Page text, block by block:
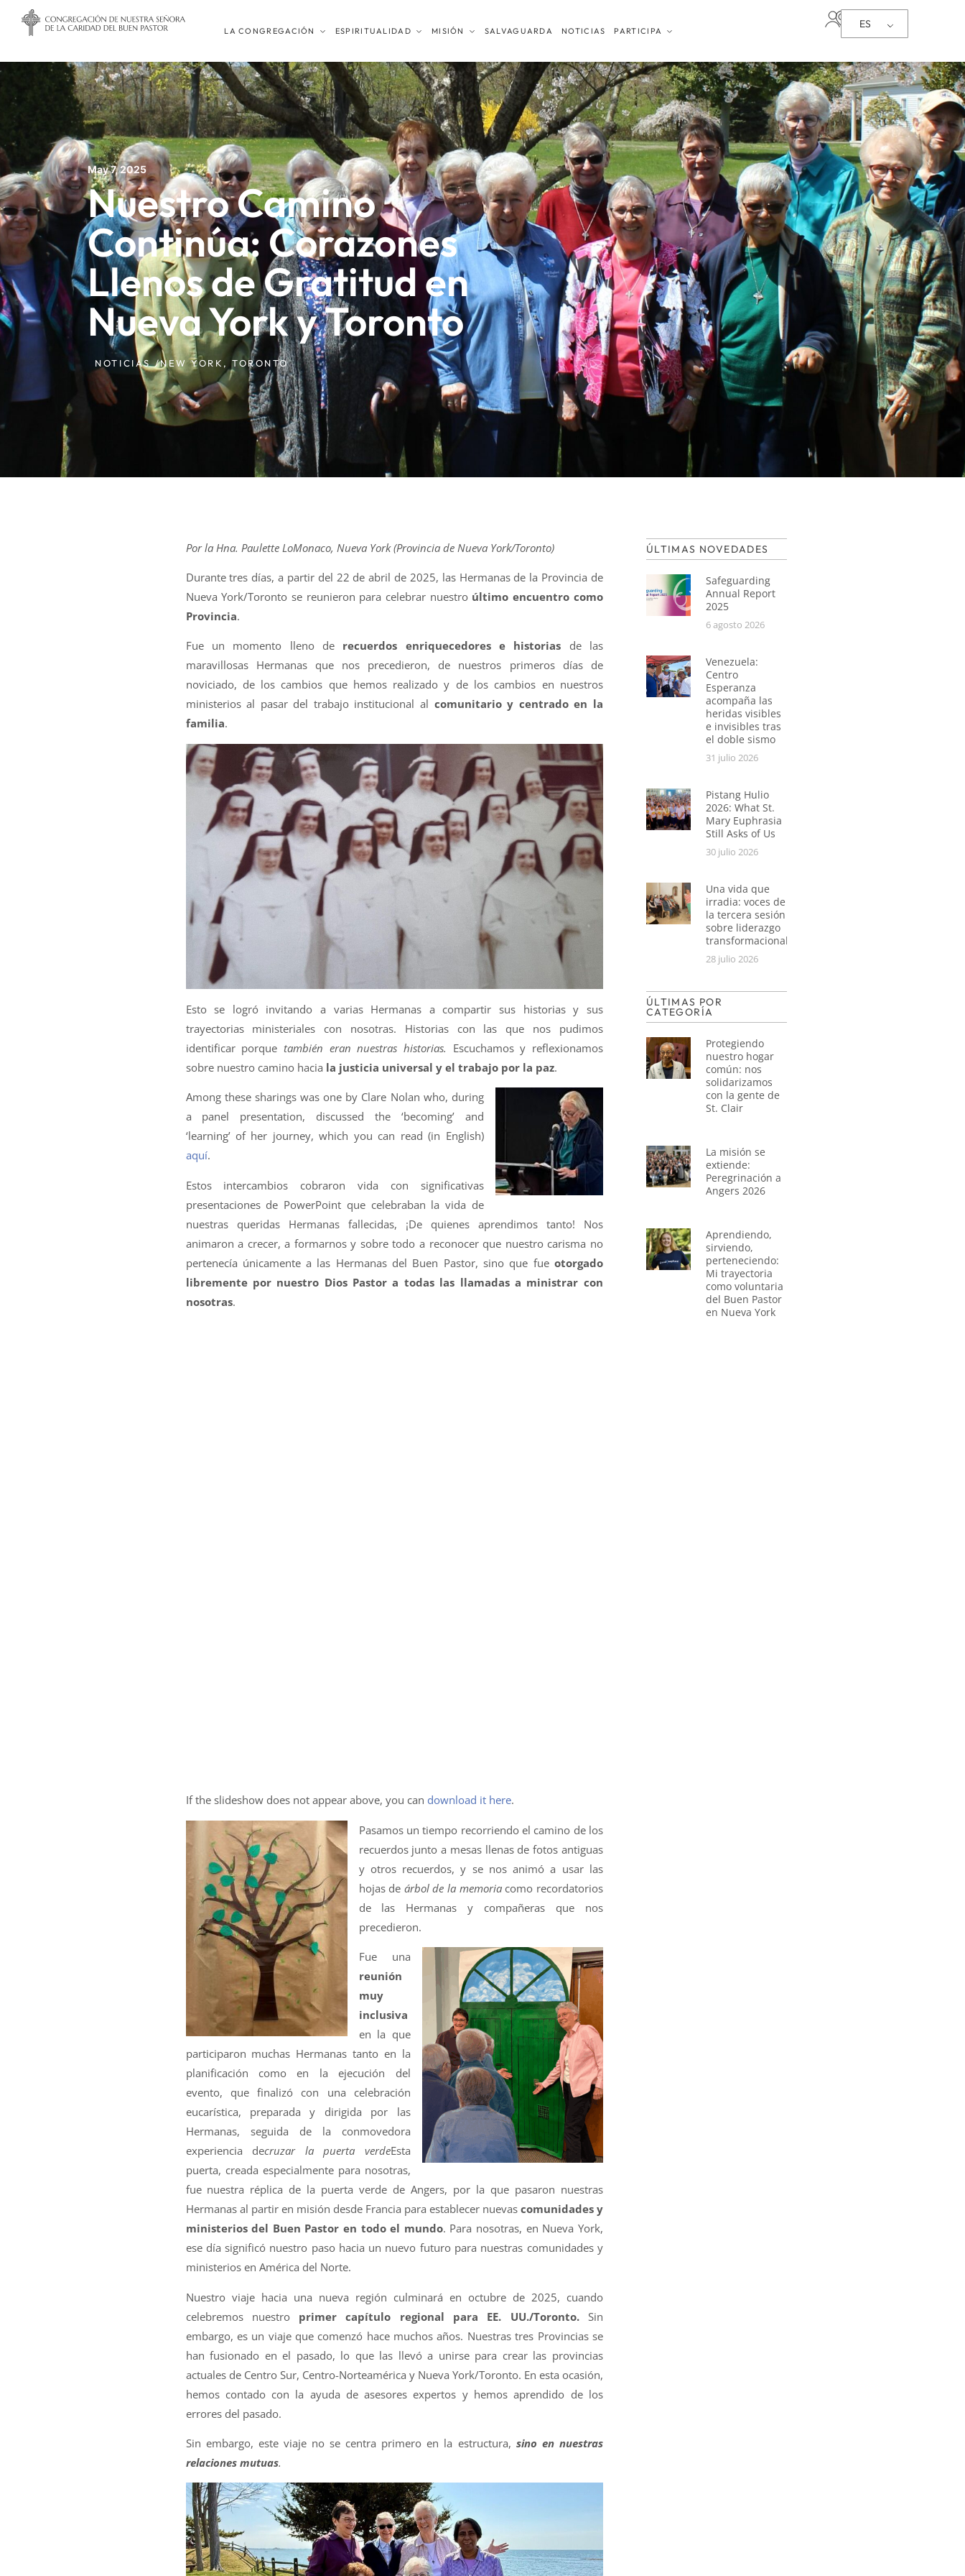
LA CONGREGACIÓN ESPIRITUALIDAD MISIÓN SALVAGUARDA NOTICIAS PARTICIPA
ES
May 7, 2025
Nuestro Camino
Continúa: Corazones
Llenos de Gratitud en
Nueva York y Toronto
NOTICIAS /NEW YORK ,TORONTO
Por la Hna. Paulette LoMonaco, Nueva York (Provincia de Nueva York/Toronto)
Durante tres días, a partir del 22 de abril de 2025, las Hermanas de la Provincia de
Nueva York/Toronto se reunieron para celebrar nuestro último encuentro como
Provincia.
Fue un momento lleno de recuerdos enriquecedores e historias de las
maravillosas Hermanas que nos precedieron, de nuestros primeros días de
noviciado, de los cambios que hemos realizado y de los cambios en nuestros
ministerios al pasar del trabajo institucional al comunitario y centrado en la
familia.
Esto se logró invitando a varias Hermanas a compartir sus historias y sus
trayectorias ministeriales con nosotras. Historias con las que nos pudimos
identificar porque también eran nuestras historias. Escuchamos y reflexionamos
sobre nuestro camino hacia la justicia universal y el trabajo por la paz.
Among these sharings was one by Clare Nolan who, during
a panel presentation, discussed the ‘becoming’ and
‘learning’ of her journey, which you can read (in English)
aquí.
Estos intercambios cobraron vida con significativas
presentaciones de PowerPoint que celebraban la vida de
nuestras queridas Hermanas fallecidas, ¡De quienes aprendimos tanto! Nos
animaron a crecer, a formarnos y sobre todo a reconocer que nuestro carisma no
pertenecía únicamente a las Hermanas del Buen Pastor, sino que fue otorgado
libremente por nuestro Dios Pastor a todas las llamadas a ministrar con
nosotras.
If the slideshow does not appear above, you can download it here.
Pasamos un tiempo recorriendo el camino de los
recuerdos junto a mesas llenas de fotos antiguas
y otros recuerdos, y se nos animó a usar las
hojas de árbol de la memoriacomo recordatorios
de las Hermanas y compañeras que nos
precedieron.
Fue una
reunión
muy
inclusiva
en la que
participaron muchas Hermanas tanto en la
planificación como en la ejecución del
evento, que finalizó con una celebración
eucarística, preparada y dirigida por las
Hermanas, seguida de la conmovedora
experiencia decruzar la puerta verdeEsta
puerta, creada especialmente para nosotras,
fue nuestra réplica de la puerta verde de Angers, por la que pasaron nuestras
Hermanas al partir en misión desde Francia para establecer nuevas comunidades y
ministerios del Buen Pastor en todo el mundo. Para nosotras, en Nueva York,
ese día significó nuestro paso hacia un nuevo futuro para nuestras comunidades y
ministerios en América del Norte.
Nuestro viaje hacia una nueva región culminará en octubre de 2025, cuando
celebremos nuestroprimer capítulo regional para EE. UU./Toronto. Sin
embargo, es un viaje que comenzó hace muchos años. Nuestras tres Provincias se
han fusionado en el pasado, lo que las llevó a unirse para crear las provincias
actuales de Centro Sur, Centro-Norteamérica y Nueva York/Toronto. En esta ocasión,
hemos contado con la ayuda de asesores expertos y hemos aprendido de los
errores del pasado.
Sin embargo, este viaje no se centra primero en la estructura, sino en nuestras
relaciones mutuas.
ÚLTIMAS NOVEDADES
Safeguarding
Annual Report
2025
6 agosto 2026
Venezuela:
Centro
Esperanza
acompaña las
heridas visibles
e invisibles tras
el doble sismo
31 julio 2026
Pistang Hulio
2026: What St.
Mary Euphrasia
Still Asks of Us
30 julio 2026
Una vida que
irradia: voces de
la tercera sesión
sobre liderazgo
transformacional
28 julio 2026
ÚLTIMAS POR
CATEGORÍA
Protegiendo
nuestro hogar
común: nos
solidarizamos
con la gente de
St. Clair
La misión se
extiende:
Peregrinación a
Angers 2026
Aprendiendo,
sirviendo,
perteneciendo:
Mi trayectoria
como voluntaria
del Buen Pastor
en Nueva York